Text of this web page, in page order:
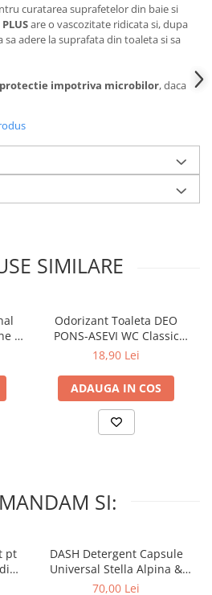
curatarea suprafetelor din baie si
are o vascozitate ridicata si, dupa
sa adere la suprafata din toaleta si sa
protectie impotriva microbilor, daca
SIMILARE
5
Odorizant Toaleta DEO
PONS-ASEVI WC Classic
200ml
18,90 Lei
ADAUGA IN COS
SI:
pt
DASH Detergent Capsule
Universal Stella Alpina &
Muschino Bianco 60 buc
70,00 Lei